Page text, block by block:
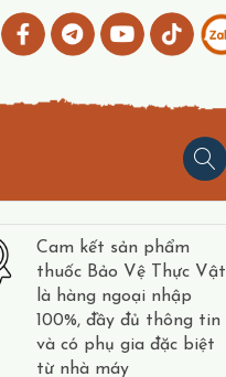
Cam kết sản phẩm
thuốc Bảo Vệ Thực Vật
là hàng ngoại nhập
100%, đầy đủ thông tin
và có phụ gia đặc biệt
từ nhà máy